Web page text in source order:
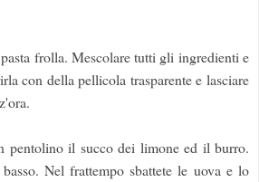
frolla. Mescolare tutti gli ingredienti e
con della pellicola trasparente e lasciare
pentolino il succo dei limone ed il burro.
Nel frattempo sbattete le uova e lo